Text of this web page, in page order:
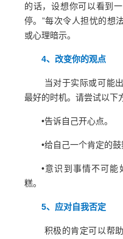
的话，设想你可以看到
停。”每次令人担忧的想
或心理暗示。
4、改变你的观点
当对于实际或可能
最好的时机。请尝试以下
•告诉自己开心点。
•给自己一个肯定的鼓
•意识到事情不可
糕。
5、应对自我否定
积极的肯定可以帮